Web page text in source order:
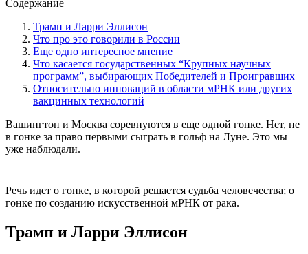
Содержание
Трамп и Ларри Эллисон
Что про это говорили в России
Еще одно интересное мнение
Что касается государственных “Крупных научных
программ”, выбирающих Победителей и Проигравших
Относительно инноваций в области мРНК или других
вакцинных технологий
Вашингтон и Москва соревнуются в еще одной гонке. Нет, не
в гонке за право первыми сыграть в гольф на Луне. Это мы
уже наблюдали.
Речь идет о гонке, в которой решается судьба человечества; о
гонке по созданию искусственной мРНК от рака.
Трамп и Ларри Эллисон